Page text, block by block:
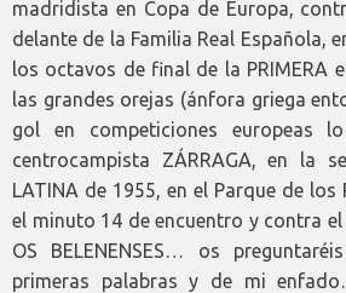
madridista en Copa de Europa,
delante de la Familia Real Española,
los octavos de final de la PRIMERA
las grandes orejas (ánfora griega
gol en competiciones europeas
centrocampista ZÁRRAGA, en la
LATINA de 1955, en el Parque de los
el minuto 14 de encuentro y contra
OS BELENENSES… os
primeras palabras y de mi